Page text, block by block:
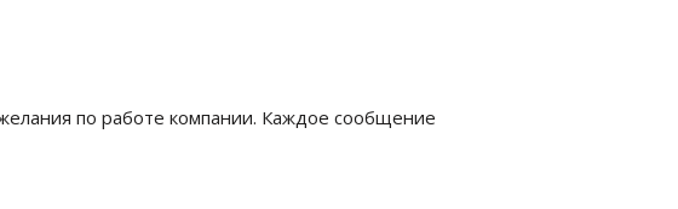
по работе компании. Каждое сообщение